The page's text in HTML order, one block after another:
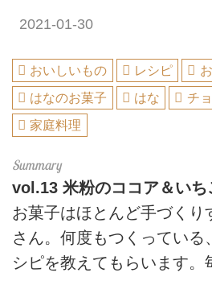
2021-01-30
おいしいもの レシピ
はなのお菓子
はな
チ
家庭料理
vol.13 米粉のココア＆い
お菓子はほとんど手づくり
さん。何度もつくっている
シピを教えてもらいます。